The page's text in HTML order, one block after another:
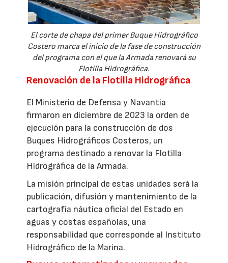
El corte de chapa del primer Buque Hidrográfico
Costero marca el inicio de la fase de construcción
del programa con el que la Armada renovará su
Flotilla Hidrográfica.
Renovación de la Flotilla Hidrográfica
El Ministerio de Defensa y Navantia
firmaron en diciembre de 2023 la orden de
ejecución para la construcción de dos
Buques Hidrográficos Costeros, un
programa destinado a renovar la Flotilla
Hidrográfica de la Armada.
La misión principal de estas unidades será la
publicación, difusión y mantenimiento de la
cartografía náutica oficial del Estado en
aguas y costas españolas, una
responsabilidad que corresponde al Instituto
Hidrográfico de la Marina.